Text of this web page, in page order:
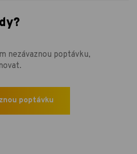
nezávaznou poptávku,
poptávku